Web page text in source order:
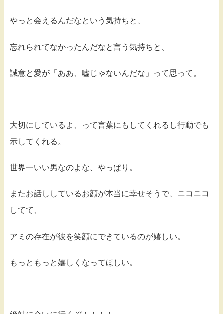
やっと会えるんだなという気持ちと、
忘れられてなかったんだなと言う気持ちと、
誠意と愛が「ああ、嘘じゃないんだな」って思って。
大切にしているよ、って言葉にもしてくれるし行動でも
示してくれる。
世界一いい男なのよな、やっぱり。
またお話ししているお顔が本当に幸せそうで、ニコニコ
してて、
アミの存在が彼を笑顔にできているのが嬉しい。
もっともっと嬉しくなってほしい。